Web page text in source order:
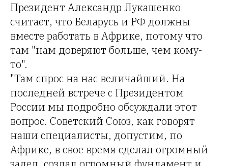
Президент Александр Лукашенко
считает, что Беларусь и РФ должны
вместе работать в Африке, потому что
там "нам доверяют больше, чем кому-
то".
"Там спрос на нас величайший. На
последней встрече с Президентом
России мы подробно обсуждали этот
вопрос. Советский Союз, как говорят
наши специалисты, допустим, по
Африке, в свое время сделал огромный